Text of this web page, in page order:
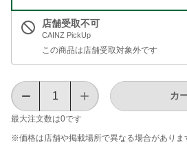
店舗受取不可
CAINZ PickUp
この商品は店舗受取対象外です
最大注文数は0です
カ
※価格は​店舗や​掲載場所で​異なる​場合が​ありま